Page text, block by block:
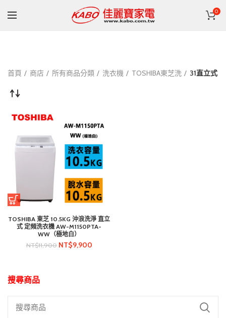
0
搜尋商品
首頁 商店 所有商品分類 洗衣機 TOSHIBA東芝洗 31直立式
TOSHIBA 東芝 10.5KG 沖浪洗淨 直立
式 定頻洗衣機 AW-M1150PTA-
WW（極地白）
NT$11,900 NT$9,900